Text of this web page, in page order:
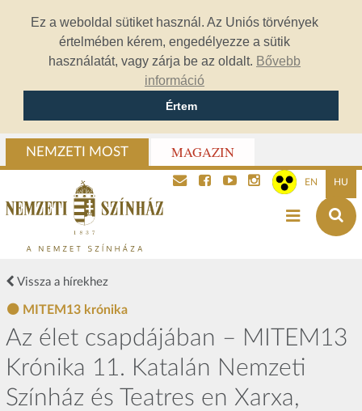
Ez a weboldal sütiket használ. Az Uniós törvények
értelmében kérem, engedélyezze a sütik
használatát, vagy zárja be az oldalt. Bővebb
információ
Értem
NEMZETI MOST MAGAZIN
EN HU
Vissza a hírekhez
MITEM13 krónika
Az élet csapdájában – MITEM13
Krónika 11. Katalán Nemzeti
Színház és Teatres en Xarxa,